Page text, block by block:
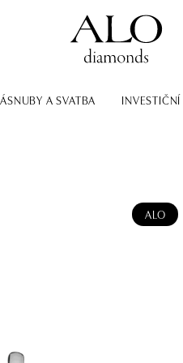
A SVATBA INVESTIČNÍ
ALO